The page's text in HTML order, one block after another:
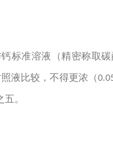
标准溶液（精密称取碳
液比较，不得更浓（
。